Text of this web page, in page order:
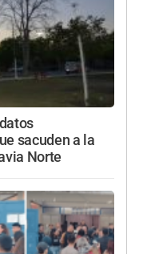
sacuden a la
Norte